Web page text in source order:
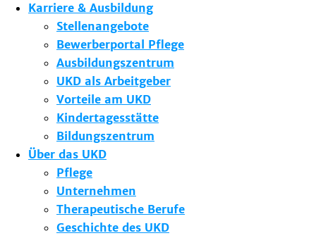
Karriere & Ausbildung
Stellenangebote
Bewerberportal Pflege
Ausbildungszentrum
UKD als Arbeitgeber
Vorteile am UKD
Kindertagesstätte
Bildungszentrum
Über das UKD
Pflege
Unternehmen
Therapeutische Berufe
Geschichte des UKD